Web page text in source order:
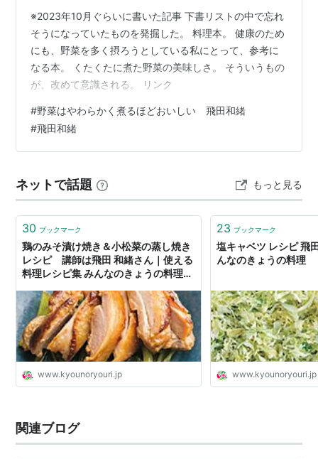
※2023年10月ぐらいに書いた記事 下書リストの中で忘れ
そうになっていたものを発掘した。 料理本。 健康のため
にも、野菜を多く摂ろうとしている私にとって、参考に
なる本。 くたくたに煮た野菜の美味しさ。 そういうもの
が、改めて意識される。 リンク
#野菜はやわらかく煮るほどおいしい 飛田和緒
#飛田和緒
ネットで話題 もっと見る
30 ブックマーク
鶏のみそ漬け焼き＆小松菜の蒸し焼き
レシピ 講師は飛田 和緒さん｜使える
料理レシピ集 みんなのきょうの料理
www.kyounoryouri.jp
23 ブックマーク
塩キャベツ レシピ 飛
んなのきょうの料理
www.kyounoryouri.jp
関連ブログ